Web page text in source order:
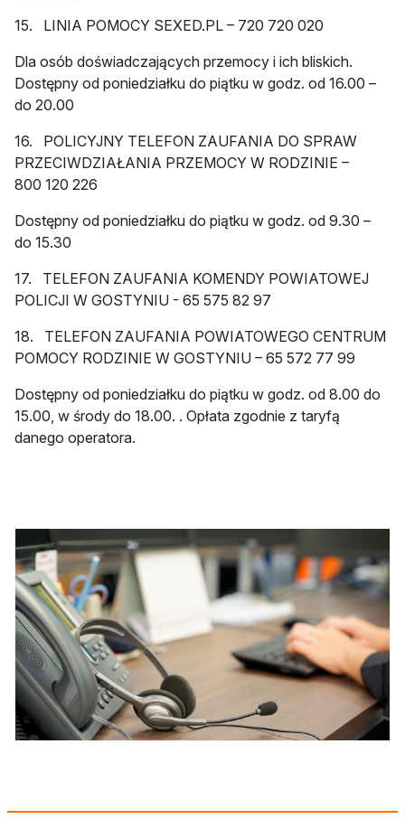
15. LINIA POMOCY SEXED.PL – 720 720 020
Dla osób doświadczających przemocy i ich bliskich.
Dostępny od poniedziałku do piątku w godz. od 16.00 –
do 20.00
16. POLICYJNY TELEFON ZAUFANIA DO SPRAW
PRZECIWDZIAŁANIA PRZEMOCY W RODZINIE –
800 120 226
Dostępny od poniedziałku do piątku w godz. od 9.30 –
do 15.30
17. TELEFON ZAUFANIA KOMENDY POWIATOWEJ
POLICJI W GOSTYNIU - 65 575 82 97
18. TELEFON ZAUFANIA POWIATOWEGO CENTRUM
POMOCY RODZINIE W GOSTYNIU – 65 572 77 99
Dostępny od poniedziałku do piątku w godz. od 8.00 do
15.00, w środy do 18.00. . Opłata zgodnie z taryfą
danego operatora.